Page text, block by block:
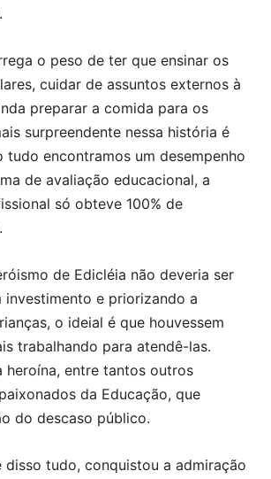
o peso de ter que ensinar os
cuidar de assuntos externos à
preparar a comida para os
surpreendente nessa história é
tudo encontramos um desempenho
de avaliação educacional, a
só obteve 100% de
de Edicléia não deveria ser
investimento e priorizando a
o ideial é que houvessem
trabalhando para atendê-las.
heroína, entre tantos outros
da Educação, que
do descaso público.
disso tudo, conquistou a admiração